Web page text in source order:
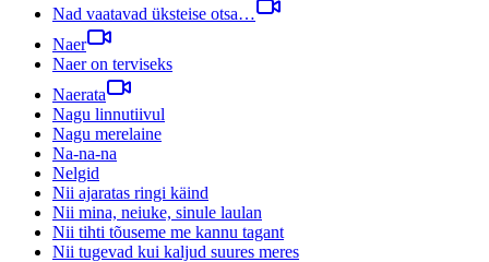
Nad vaatavad üksteise otsa…
Naer
Naer on terviseks
Naerata
Nagu linnutiivul
Nagu merelaine
Na-na-na
Nelgid
Nii ajaratas ringi käind
Nii mina, neiuke, sinule laulan
Nii tihti tõuseme me kannu tagant
Nii tugevad kui kaljud suures meres